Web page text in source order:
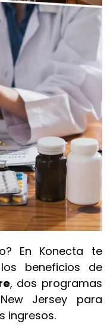
En Konecta te
beneficios de
, dos programas
Jersey para
ingresos.